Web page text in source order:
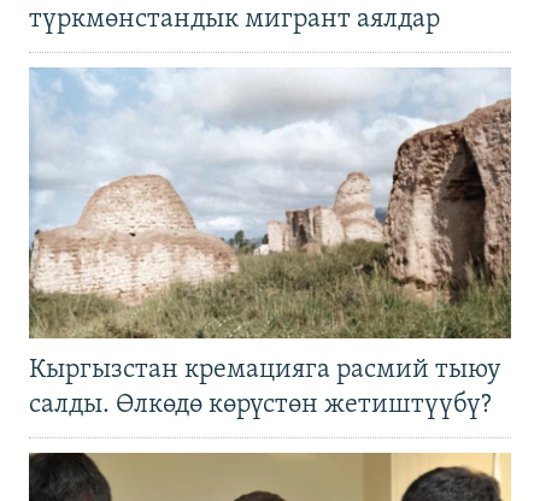
түркмөнстандык мигрант аялдар
Кыргызстан кремацияга расмий тыюу
салды. Өлкөдө көрүстөн жетиштүүбү?